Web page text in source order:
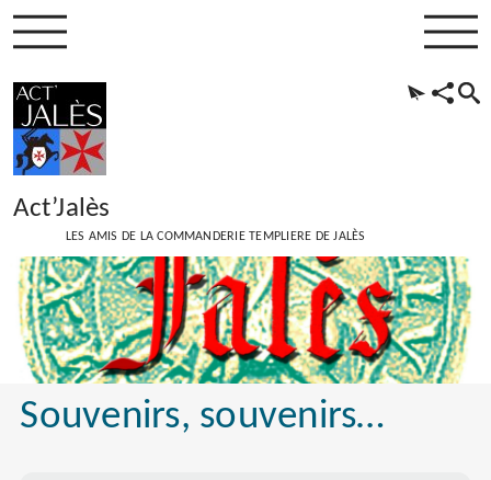
Act’Jalès
LES AMIS DE LA COMMANDERIE TEMPLIERE DE JALÈS
Souvenirs, souvenirs…